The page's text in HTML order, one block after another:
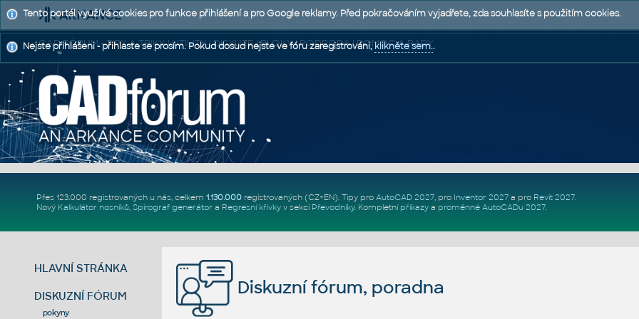
CAD FÓRUM - TIPY A TRIKY | UTILITY | DISKUZE | BLOKY | PODPORA | POMOC A RADY
Přes 123.000 registrovaných u nás, celkem 1.130.000registrovaných (CZ+EN). Tipy pro AutoCAD 2027, pro Inventor 2027a pro Revit 2027.
Nový Kalkulátor nosníků, Spirograf generátor a Regresní křivkyv sekci Převodníky. Kompletní příkazya proměnné AutoCADu 2027.
HLAVNÍ STRÁNKA
DISKUZNÍ FÓRUM
pokyny
Diskuzní fórum, poradna
Tento portál využívá cookies pro funkce přihlášení a pro Google reklamy. Před pokračováním vyjadřete, zda souhlasíte s použitím cookies.
Nejste přihlášeni - přihlaste se prosím. Pokud dosud nejste ve fóru zaregistrováni,klikněte sem..